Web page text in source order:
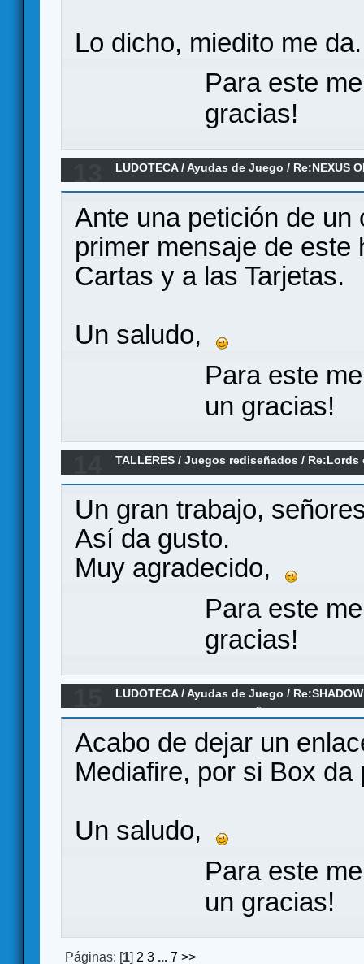
Lo dicho, miedito me
Para este
gracias!
LUDOTECA/Ayudas de Juego / Re:NEXUS
Castellano
Ante una petición de
primer mensaje de
Cartas y a las Tarjetas.
Un saludo,
Para este
un gracias!
TALLERES /Juegos rediseñados / Re:Lords
Un gran trabajo,
Así da gusto.
Muy agradecido,
Para este
gracias!
LUDOTECA/Ayudas de Juego /
Acabo de dejar un
Mediafire, por si Box da
Un saludo,
Para este
un gracias!
Páginas: [1] 2 3 ... 7 >>